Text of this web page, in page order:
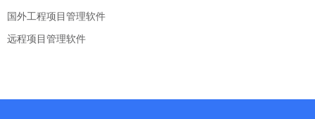
国外工程项目管理软件
远程项目管理软件